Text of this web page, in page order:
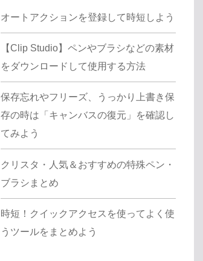
オートアクションを登録して時短しよう
【Clip Studio】ペンやブラシなどの素材
をダウンロードして使用する方法
保存忘れやフリーズ、うっかり上書き保
存の時は「キャンバスの復元」を確認し
てみよう
クリスタ・人気＆おすすめの特殊ペン・
ブラシまとめ
時短！クイックアクセスを使ってよく使
うツールをまとめよう